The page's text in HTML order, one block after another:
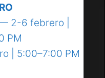
2-6 febrero |
PM
| 5:00–7:00 PM